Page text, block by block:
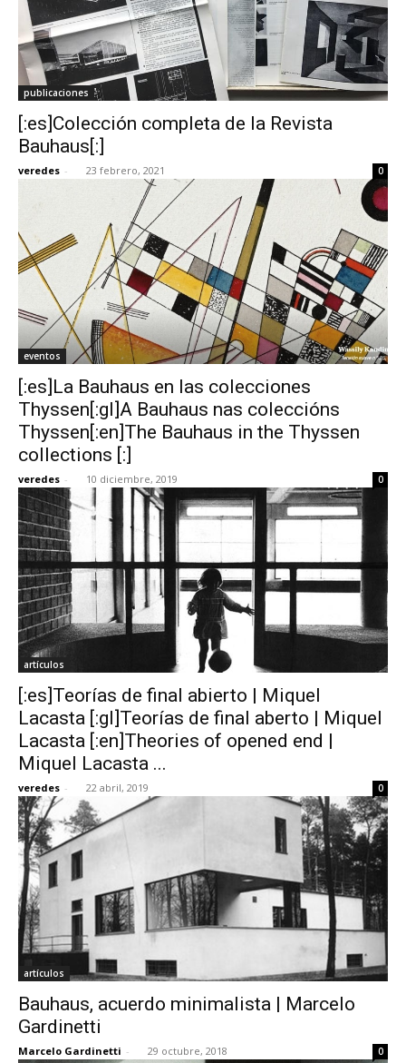
publicaciones
[:es]Colección completa de la Revista
Bauhaus[:]
veredes - 23 febrero, 2021 0
eventos
[:es]La Bauhaus en las colecciones
Thyssen[:gl]A Bauhaus nas coleccións
Thyssen[:en]The Bauhaus in the Thyssen
collections [:]
veredes - 10 diciembre, 2019 0
artículos
[:es]Teorías de final abierto | Miquel
Lacasta [:gl]Teorías de final aberto | Miquel
Lacasta [:en]Theories of opened end |
Miquel Lacasta ...
veredes - 22 abril, 2019 0
artículos
Bauhaus, acuerdo minimalista | Marcelo
Gardinetti
Marcelo Gardinetti - 29 octubre, 2018 0